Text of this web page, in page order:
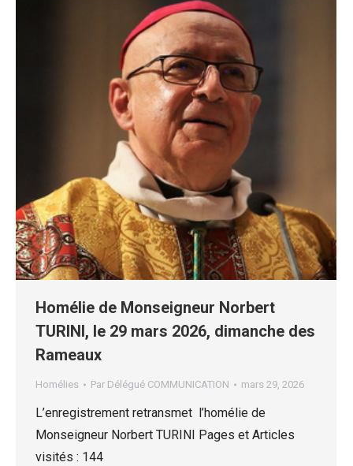
Homélie de Monseigneur Norbert
TURINI, le 29 mars 2026, dimanche des
Rameaux
Homélies Par Délégué COMMUNICATION mars 29, 2026
L’enregistrement retransmet l’homélie de
Monseigneur Norbert TURINI Pages et Articles
visités : 144